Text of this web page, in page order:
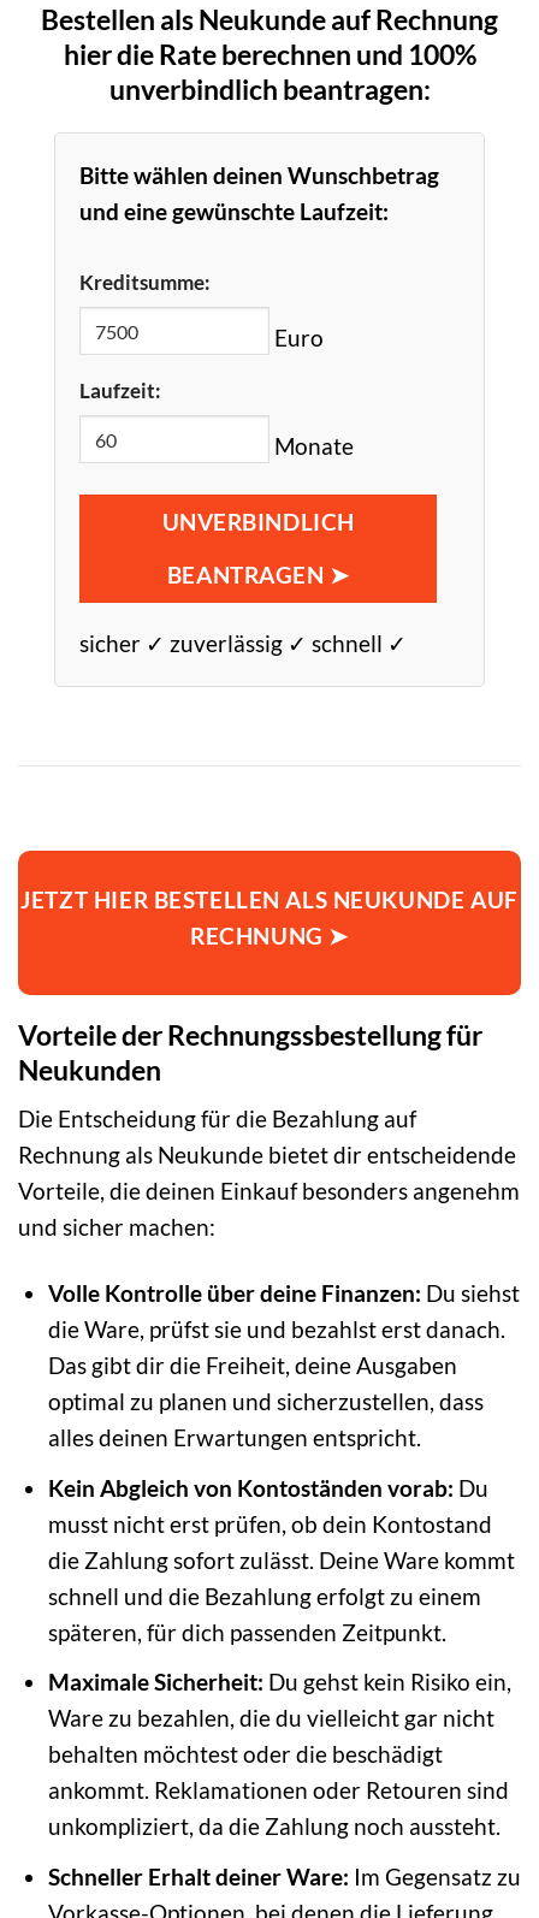
Bestellen als Neukunde auf Rechnung
hier die Rate berechnen und 100%
unverbindlich beantragen:
Bitte wählen deinen Wunschbetrag
und eine gewünschte Laufzeit:
Kreditsumme:
Euro
Laufzeit:
Monate
UNVERBINDLICH
BEANTRAGEN ➤
sicher ✓ zuverlässig ✓ schnell ✓
JETZT HIER BESTELLEN ALS NEUKUNDE AUF
RECHNUNG ➤
Vorteile der Rechnungssbestellung für
Neukunden
Die Entscheidung für die Bezahlung auf
Rechnung als Neukunde bietet dir entscheidende
Vorteile, die deinen Einkauf besonders angenehm
und sicher machen:
Volle Kontrolle über deine Finanzen: Du siehst
die Ware, prüfst sie und bezahlst erst danach.
Das gibt dir die Freiheit, deine Ausgaben
optimal zu planen und sicherzustellen, dass
alles deinen Erwartungen entspricht.
Kein Abgleich von Kontoständen vorab: Du
musst nicht erst prüfen, ob dein Kontostand
die Zahlung sofort zulässt. Deine Ware kommt
schnell und die Bezahlung erfolgt zu einem
späteren, für dich passenden Zeitpunkt.
Maximale Sicherheit: Du gehst kein Risiko ein,
Ware zu bezahlen, die du vielleicht gar nicht
behalten möchtest oder die beschädigt
ankommt. Reklamationen oder Retouren sind
unkompliziert, da die Zahlung noch aussteht.
Schneller Erhalt deiner Ware: Im Gegensatz zu